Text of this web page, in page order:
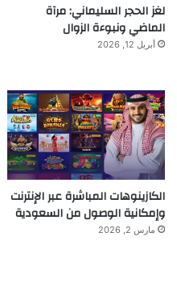
لغز الحجر السليماني: مرآة
الماضي ونبوءة الزوال
أبريل 12, 2026
الكازينوهات المباشرة عبر الإنترنت
وإمكانية الوصول من السعودية
مارس 2, 2026